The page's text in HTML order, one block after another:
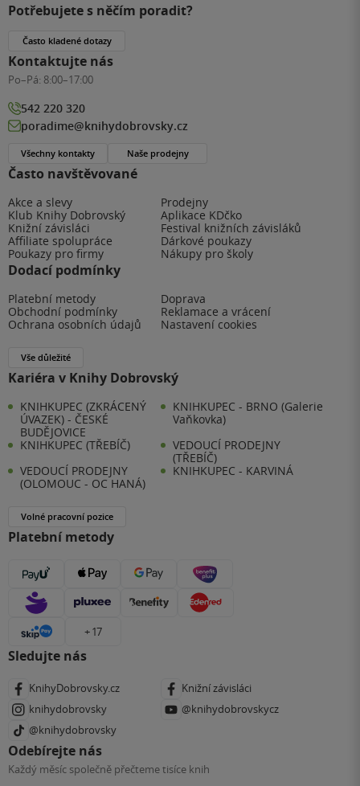
Často navštěvované
Akce a slevy
Prodejny
Klub Knihy Dobrovský
Aplikace KDčko
Knižní závisláci
Festival knižních závisláků
Affiliate spolupráce
Dárkové poukazy
Poukazy pro firmy
Nákupy pro školy
Dodací podmínky
Platební metody
Doprava
Obchodní podmínky
Reklamace a vrácení
Ochrana osobních údajů
Nastavení cookies
Vše důležité
Kariéra v Knihy Dobrovský
KNIHKUPEC (ZKRÁCENÝ
ÚVAZEK) - ČESKÉ
BUDĚJOVICE
KNIHKUPEC - BRNO (Galerie
Vaňkovka)
KNIHKUPEC (TŘEBÍČ)
VEDOUCÍ PRODEJNY
(TŘEBÍČ)
VEDOUCÍ PRODEJNY
(OLOMOUC - OC HANÁ)
KNIHKUPEC - KARVINÁ
Volné pracovní pozice
Platební metody
+ 17
Sledujte nás
KnihyDobrovsky.cz
Knižní závisláci
knihydobrovsky
@knihydobrovskycz
@knihydobrovsky
Odebírejte nás
Každý měsíc společně přečteme tisíce knih
Potřebujete s něčím poradit?
Často kladené dotazy
Kontaktujte nás
Po–Pá: 8:00–17:00
542 220 320
poradime@knihydobrovsky.cz
Všechny kontakty Naše prodejny